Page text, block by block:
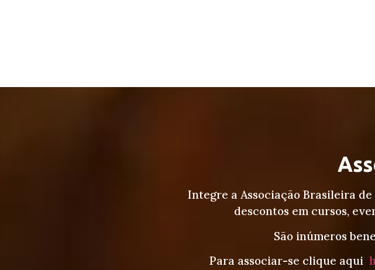
Integre a Associação Brasileira
descontos em cursos,
São inúmeros
Para associar-se clique aqui